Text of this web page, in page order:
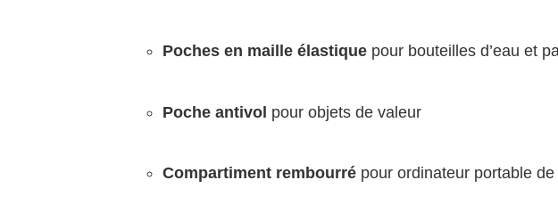
Poches en maille élastique pour bouteilles d’eau et
Poche antivol pour objets de valeur
Compartiment rembourré pour ordinateur portable